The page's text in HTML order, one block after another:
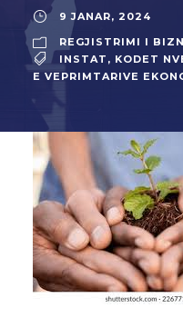
9 JANAR, 2024
REGJISTRIMI I
INSTAT , KODET
E VEPRIMTARIVE